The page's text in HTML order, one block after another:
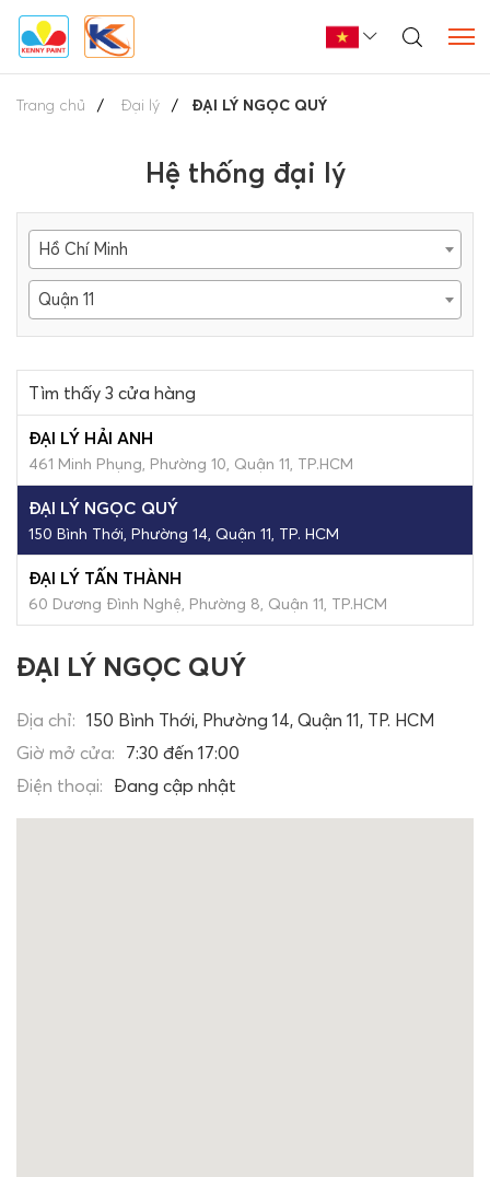
Trang chủ Đại lý ĐẠI LÝ NGỌC QUÝ
Hệ thống đại lý
Hồ Chí Minh
Quận 11
Tìm thấy 3 cửa hàng
ĐẠI LÝ HẢI ANH
461 Minh Phụng, Phường 10, Quận 11, TP.HCM
ĐẠI LÝ NGỌC QUÝ
150 Bình Thới, Phường 14, Quận 11, TP. HCM
ĐẠI LÝ TẤN THÀNH
60 Dương Đình Nghệ, Phường 8, Quận 11, TP.HCM
ĐẠI LÝ NGỌC QUÝ
Địa chỉ: 150 Bình Thới, Phường 14, Quận 11, TP. HCM
Giờ mở cửa: 7:30 đến 17:00
Điện thoại: Đang cập nhật